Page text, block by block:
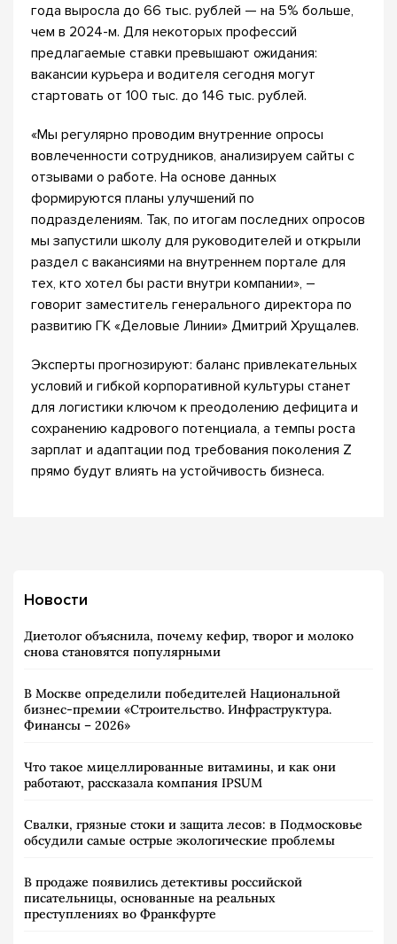
года выросла до 66 тыс. рублей — на 5% больше,
чем в 2024-м. Для некоторых профессий
предлагаемые ставки превышают ожидания:
вакансии курьера и водителя сегодня могут
стартовать от 100 тыс. до 146 тыс. рублей.
«Мы регулярно проводим внутренние опросы
вовлеченности сотрудников, анализируем сайты с
отзывами о работе. На основе данных
формируются планы улучшений по
подразделениям. Так, по итогам последних опросов
мы запустили школу для руководителей и открыли
раздел с вакансиями на внутреннем портале для
тех, кто хотел бы расти внутри компании», –
говорит заместитель генерального директора по
развитию ГК «Деловые Линии» Дмитрий Хрущалев.
Эксперты прогнозируют: баланс привлекательных
условий и гибкой корпоративной культуры станет
для логистики ключом к преодолению дефицита и
сохранению кадрового потенциала, а темпы роста
зарплат и адаптации под требования поколения Z
прямо будут влиять на устойчивость бизнеса.
Новости
Диетолог объяснила, почему кефир, творог и молоко
снова становятся популярными
В Москве определили победителей Национальной
бизнес-премии «Строительство. Инфраструктура.
Финансы – 2026»
Что такое мицеллированные витамины, и как они
работают, рассказала компания IPSUM
Свалки, грязные стоки и защита лесов: в Подмосковье
обсудили самые острые экологические проблемы
В продаже появились детективы российской
писательницы, основанные на реальных
преступлениях во Франкфурте